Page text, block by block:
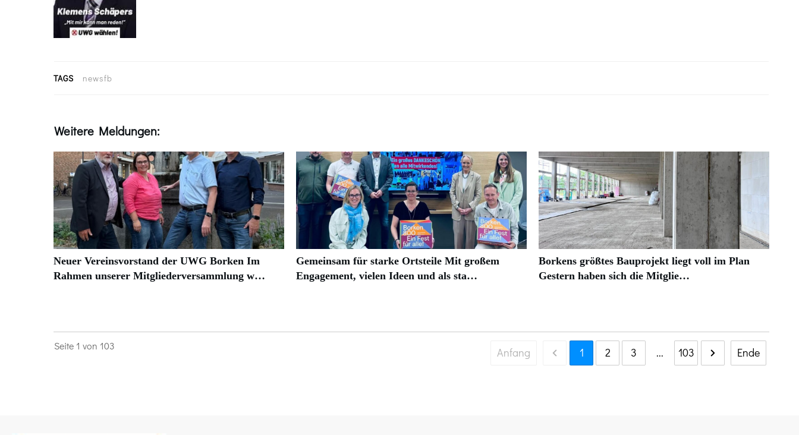
TAGS newsfb
Weitere Meldungen:
Neuer Vereinsvorstand der UWG Borken Im
Rahmen unserer Mitgliederversammlung w…
Gemeinsam für starke Ortsteile Mit großem
Engagement, vielen Ideen und als sta…
Borkens größtes Bauprojekt liegt voll im Plan
Gestern haben sich die Mitglie…
Seite 1 von 103 Anfang 1 2 3 ... 103 Ende